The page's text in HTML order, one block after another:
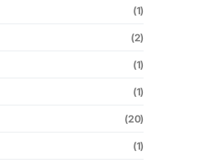
(1)
(2)
(1)
(1)
(20)
(1)